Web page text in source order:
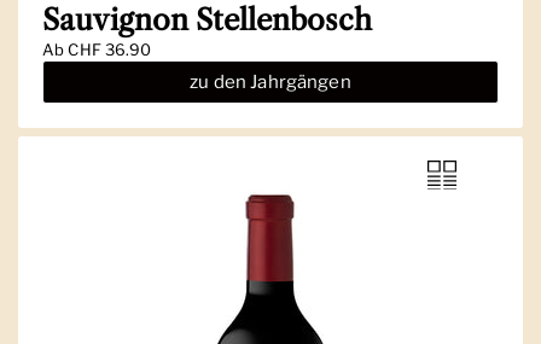
Sauvignon Stellenbosch
AbCHF 36.90
zu den Jahrgängen